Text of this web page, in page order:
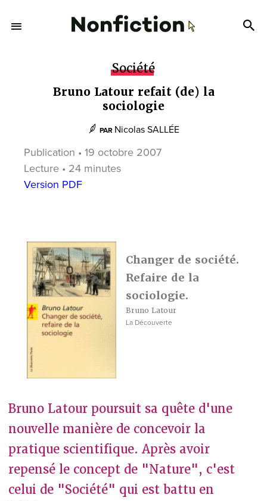
Société
Bruno Latour refait (de) la
sociologie
PAR Nicolas SALLÉE
Publication • 19 octobre 2007
Lecture • 24 minutes
Version PDF
Changer de société.
Refaire de la
sociologie.
Bruno Latour
La Découverte
Bruno Latour poursuit sa quête d'une
nouvelle manière de concevoir la
pratique scientifique. Après avoir
repensé le concept de "Nature", c'est
celui de "Société" qui est battu en